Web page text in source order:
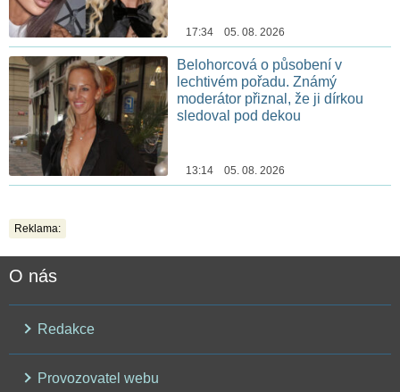
17:34 05. 08. 2026
Belohorcová o působení v
lechtivém pořadu. Známý
moderátor přiznal, že ji dírkou
sledoval pod dekou
13:14 05. 08. 2026
Reklama:
O nás
Redakce
Provozovatel webu